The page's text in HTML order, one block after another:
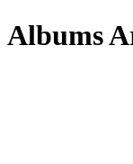
Albums